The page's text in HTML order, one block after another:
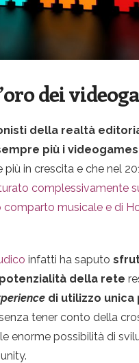
dei
della realtà
più i
in crescita e che nel
complessivamente
comparto musicale e di
infatti ha saputo
della rete
di utilizzo unica
tener conto della
enorme possibilità di